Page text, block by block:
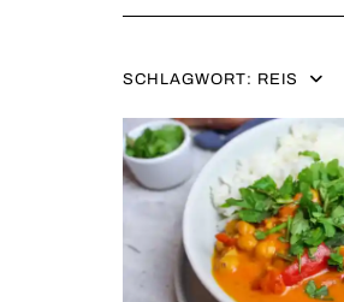
SCHLAGWORT: REIS